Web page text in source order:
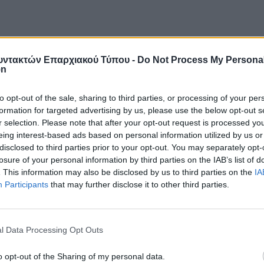
Επαρχιακού Τύπου - Do Not Process My Personal
opt-out of the sale, sharing to third parties, or processing of your
for targeted advertising by us, please use the below opt-out
selection. Please note that after your opt-out request is processed
interest-based ads based on personal information utilized by us
to third parties prior to your opt-out. You may separately
of your personal information by third parties on the IAB’s list of
This information may also be disclosed by us to third parties on the
Participants that may further disclose it to other third parties.
Data Processing Opt Outs
opt-out of the Sharing of my personal data.
με τον Υπουργό Ψηφιακής Διακυβέρνησης
Επαρχιακού Τύπου με τον